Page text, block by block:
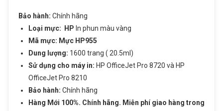
Bảo hành: Chính hãng
Loại mực:
HP In phun màu vàng
Mã mực: Mực HP955
Dung lượng: 1600 trang ( 20.5ml)
Sử dụng cho máy in: HP OfficeJet Pro 8720 và HP
OfficeJet Pro 8210
Bảo hành: Chính hãng
Hàng Mới 100%. Chính hãng. Miễn phí giao hàng trong